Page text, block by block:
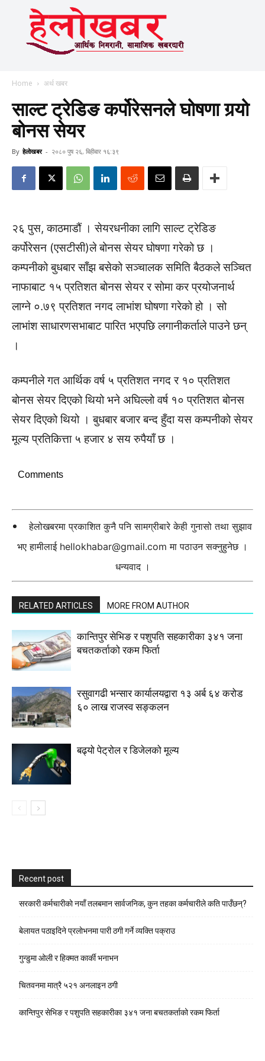
Home अर्थ खबर
साल्ट ट्रेडिङ कर्पोरेसनले घोषणा गर्‍यो
बोनस सेयर
By हेलाेखबर - २०८० पुष २६, बिहीबार १६:३९
२६ पुस, काठमाडौं । सेयरधनीका लागि साल्ट ट्रेडिङ
कर्पोरेसन (एसटीसी)ले बोनस सेयर घोषणा गरेको छ ।
कम्पनीको बुधबार साँझ बसेको सञ्चालक समिति बैठकले सञ्चित
नाफाबाट १५ प्रतिशत बोनस सेयर र सोमा कर प्रयोजनार्थ
लाग्ने ०.७९ प्रतिशत नगद लाभांश घोषणा गरेको हो । सो
लाभांश साधारणसभाबाट पारित भएपछि लगानीकर्ताले पाउने छन्
।
कम्पनीले गत आर्थिक वर्ष ५ प्रतिशत नगद र १० प्रतिशत
बोनस सेयर दिएको थियो भने अघिल्लो वर्ष १० प्रतिशत बोनस
सेयर दिएको थियो । बुधबार बजार बन्द हुँदा यस कम्पनीको सेयर
मूल्य प्रतिकित्ता ५ हजार ४ सय रुपैयाँ छ ।
Comments
हेलोखबरमा प्रकाशित कुनै पनि सामग्रीबारे केही गुनासो तथा सुझाव
भए हामीलाई hellokhabar@gmail.com मा पठाउन सक्नुहुनेछ ।
धन्यवाद ।
RELATED ARTICLES MORE FROM AUTHOR
कान्तिपुर सेभिङ र पशुपति सहकारीका ३४१ जना
बचतकर्ताको रकम फिर्ता
रसुवागढी भन्सार कार्यालयद्वारा १३ अर्ब ६४ करोड
६० लाख राजस्व सङ्कलन
बढ्यो पेट्रोल र डिजेलको मूल्य
Recent post
सरकारी कर्मचारीकाे नयाँ तलबमान सार्वजनिक, कुन तहका कर्मचारीले कति पाउँछन्?
बेलायत पठाइदिने प्रलाेभनमा पारी ठगी गर्ने व्यक्ति पक्राउ
गुन्डुमा ओली र हिक्मत कार्की भनाभन
चितवनमा मात्रै ५२१ अनलाइन ठगी
कान्तिपुर सेभिङ र पशुपति सहकारीका ३४१ जना बचतकर्ताको रकम फिर्ता